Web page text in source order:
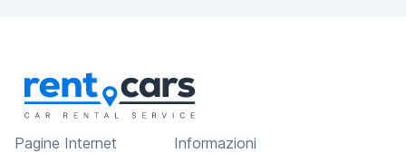
Pagine Internet
Informazioni